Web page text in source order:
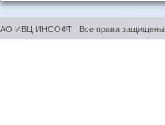
АО ИВЦ ИНСОФТ Все права защищены